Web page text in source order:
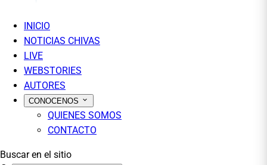
INICIO
NOTICIAS CHIVAS
LIVE
WEBSTORIES
AUTORES
CONOCENOS
QUIENES SOMOS
CONTACTO
Buscar en el sitio